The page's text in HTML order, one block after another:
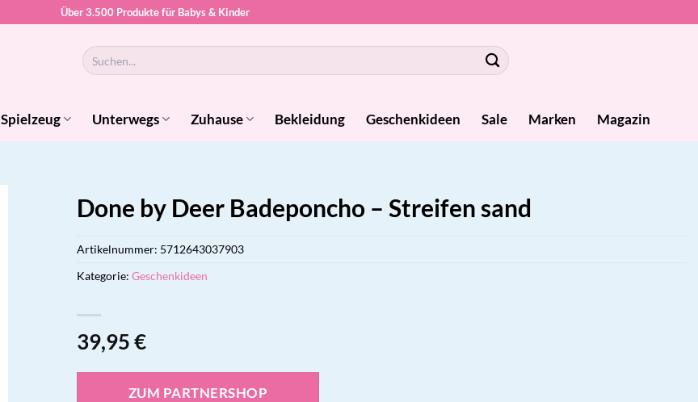
Über 3.500 Produkte für Babys & Kinder
Suchen
nach:
Spielzeug Unterwegs Zuhause Bekleidung Geschenkideen Sale Marken Magazin
Done by Deer Badeponcho – Streifen sand
39,95€
ZUM PARTNERSHOP
Artikelnummer: 5712643037903
Kategorie: Geschenkideen